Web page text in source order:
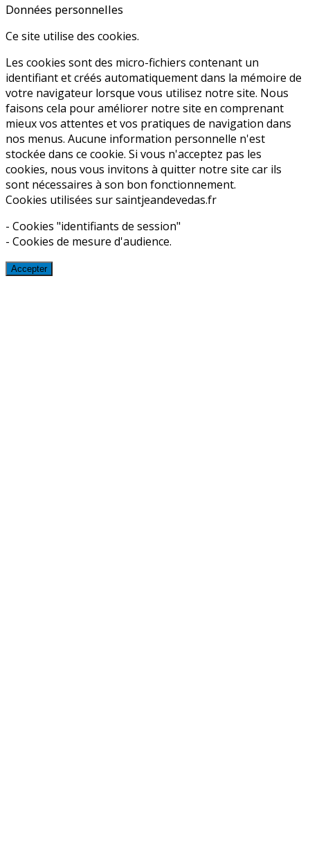
Données personnelles
Ce site utilise des cookies.
Les cookies sont des micro-fichiers contenant un
identifiant et créés automatiquement dans la mémoire de
votre navigateur lorsque vous utilisez notre site. Nous
faisons cela pour améliorer notre site en comprenant
mieux vos attentes et vos pratiques de navigation dans
nos menus. Aucune information personnelle n'est
stockée dans ce cookie. Si vous n'acceptez pas les
cookies, nous vous invitons à quitter notre site car ils
sont nécessaires à son bon fonctionnement.
Cookies utilisées sur saintjeandevedas.fr
- Cookies "identifiants de session"
- Cookies de mesure d'audience.
Accepter